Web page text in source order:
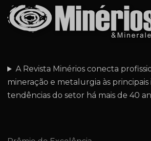
A Revista Minérios conecta
mineração e metalurgia às principais
tendências do setor há mais de 40